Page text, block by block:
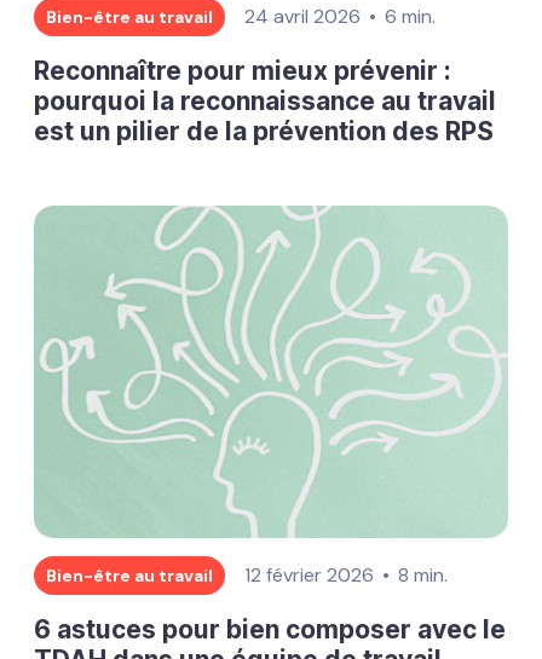
Bien-être au travail 24 avril 2026 6 min.
Reconnaître pour mieux prévenir :
pourquoi la reconnaissance au travail
est un pilier de la prévention des RPS
Bien-être au travail 12 février 2026 8 min.
6 astuces pour bien composer avec le